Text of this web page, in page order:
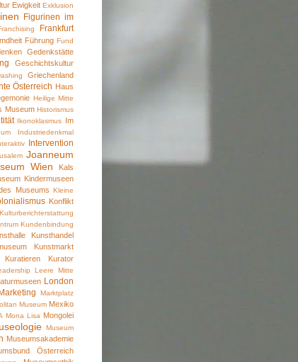
Ewigkeit Exklusion
Figurinen im
Frankfurt
Führung Fund
Gedenkstätte
Geschichtskultur
Griechenland
Österreich Haus
Heilige Mitte
Museum Historismus
Ikonoklasmus Im
Industriedenkmal
Intervention
Joanneum
Wien Kals
Kindermuseen
Museums Kleine
Konflikt
Kulturberichterstattung
Kundenbindung
Kunsthandel
Kunstmarkt
Kuratieren
Kurator
Leere Mitte
London
Marketing Marktplatz
Museum Mexiko
Mona Lisa Mongolei
Museum
Museumsakademie
Österreich